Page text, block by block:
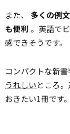
また、 多くの例
も便利 。英語で
感できそうです。
コンパクトな新
うれしいところ
おきたい1冊です。